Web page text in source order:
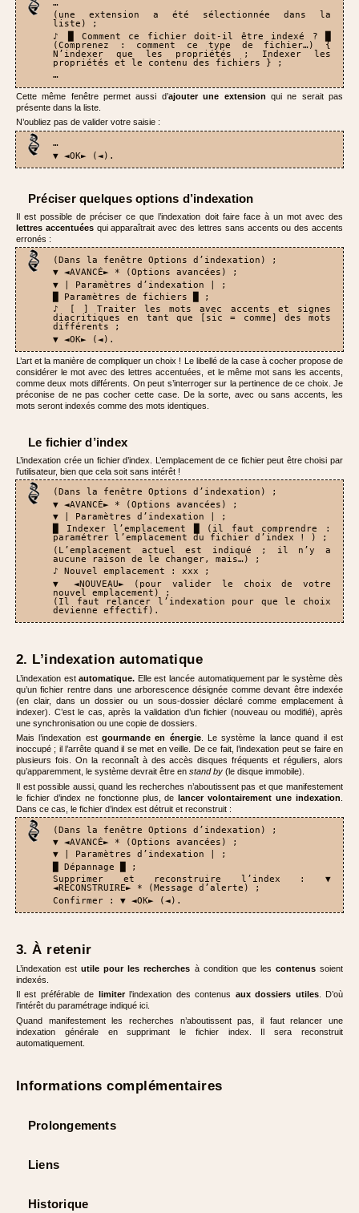
…
(une extension a été sélectionnée dans la
liste) ;
♪ █ Comment ce fichier doit-il être indexé ? █
(Comprenez : comment ce type de fichier…) {
N’indexer que les propriétés ; Indexer les
propriétés et le contenu des fichiers } ;
…
Cette même fenêtre permet aussi d’ajouter une extension qui ne serait pas
présente dans la liste.
N’oubliez pas de valider votre saisie :
…
▼ ◄OK► (◄).
Préciser quelques options d’indexation
Il est possible de préciser ce que l’indexation doit faire face à un mot avec des
lettres accentuéesqui apparaîtrait avec des lettres sans accents ou des accents
erronés :
(Dans la fenêtre Options d’indexation) ;
▼ ◄AVANCÉ► * (Options avancées) ;
▼ | Paramètres d’indexation | ;
█ Paramètres de fichiers █ ;
♪ [ ] Traiter les mots avec accents et signes
diacritiques en tant que [sic = comme] des mots
différents ;
▼ ◄OK► (◄).
L’art et la manière de compliquer un choix ! Le libellé de la case à cocher propose de
considérer le mot avec des lettres accentuées, et le même mot sans les accents,
comme deux mots différents. On peut s’interroger sur la pertinence de ce choix. Je
préconise de ne pas cocher cette case. De la sorte, avec ou sans accents, les
mots seront indexés comme des mots identiques.
Le fichier d’index
L’indexation crée un fichier d’index. L’emplacement de ce fichier peut être choisi par
l’utilisateur, bien que cela soit sans intérêt !
(Dans la fenêtre Options d’indexation) ;
▼ ◄AVANCÉ► * (Options avancées) ;
▼ | Paramètres d’indexation | ;
█ Indexer l’emplacement █ (il faut comprendre :
paramétrer l’emplacement du fichier d’index ! ) ;
(L’emplacement actuel est indiqué ; il n’y a
aucune raison de le changer, mais…) ;
♪ Nouvel emplacement : xxx ;
▼ ◄NOUVEAU► (pour valider le choix de votre
nouvel emplacement) ;
(Il faut relancer l’indexation pour que le choix
devienne effectif).
2. L’indexation automatique
L’indexation estautomatique. Elle est lancée automatiquement par le système dès
qu’un fichier rentre dans une arborescence désignée comme devant être indexée
(en clair, dans un dossier ou un sous-dossier déclaré comme emplacement à
indexer). C’est le cas, après la validation d’un fichier (nouveau ou modifié), après
une synchronisation ou une copie de dossiers.
Mais l’indexation est gourmande en énergie. Le système la lance quand il est
inoccupé ; il l’arrête quand il se met en veille. De ce fait, l’indexation peut se faire en
plusieurs fois. On la reconnaît à des accès disques fréquents et réguliers, alors
qu’apparemment, le système devrait être en stand by (le disque immobile).
Il est possible aussi, quand les recherches n’aboutissent pas et que manifestement
le fichier d’index ne fonctionne plus, delancer volontairement une indexation
Dans ce cas, le fichier d’index est détruit et reconstruit :
(Dans la fenêtre Options d’indexation) ;
▼ ◄AVANCÉ► * (Options avancées) ;
▼ | Paramètres d’indexation | ;
█ Dépannage █ ;
Supprimer et reconstruire l’index : ▼
◄RECONSTRUIRE► * (Message d’alerte) ;
Confirmer : ▼ ◄OK► (◄).
3. À retenir
L’indexation estutile pour les recherches à condition que les contenussoient
indexés.
Il est préférable de
limiterl’indexation des contenus aux dossiers utiles. D’où
l’intérêt du paramétrage indiqué ici.
Quand manifestement les recherches n’aboutissent pas, il faut relancer une
indexation générale en supprimant le fichier index. Il sera reconstruit
automatiquement.
Informations complémentaires
Prolongements
Liens
Historique